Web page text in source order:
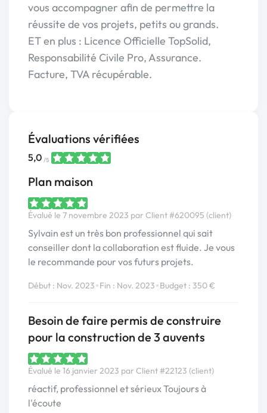
vous accompagner afin de permettre la
réussite de vos projets, petits ou grands.
ET en plus : Licence Officielle TopSolid,
Responsabilité Civile Pro, Assurance.
Facture, TVA récupérable.
Évaluations vérifiées
5,0 /5
Plan maison
Évalué le 7 novembre 2023 par Client #620095 (client)
Sylvain est un très bon professionnel qui sait
conseiller dont la collaboration est fluide. Je vous
le recommande pour vos futurs projets.
Début : Nov. 2023•Fin : Nov. 2023•Budget : 350 €
Besoin de faire permis de construire
pour la construction de 3 auvents
Évalué le 16 janvier 2023 par Client #22123 (client)
réactif, professionnel et sérieux Toujours à
l'écoute